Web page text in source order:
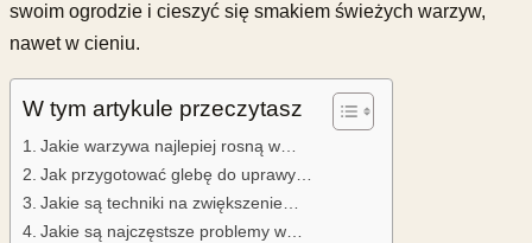
swoim ogrodzie i cieszyć się smakiem świeżych warzyw,
nawet w cieniu.
W tym artykule przeczytasz
Jakie warzywa najlepiej rosną w…
Jak przygotować glebę do uprawy…
Jakie są techniki na zwiększenie…
Jakie są najczęstsze problemy w…